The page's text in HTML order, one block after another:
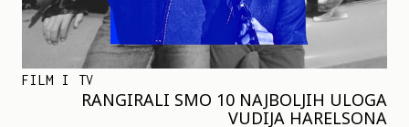
FILM I TV
RANGIRALI SMO 10 NAJBOLJIH ULOGA
VUDIJA HARELSONA